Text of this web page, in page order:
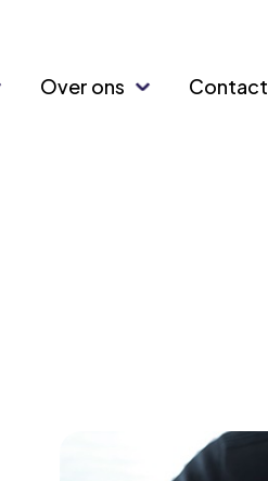
Over ons Contact